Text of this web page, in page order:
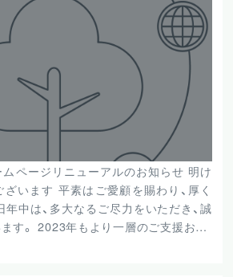
ページリニューアルのお知らせ 明け
います 平素はご愛顧を賜わり、厚く
中は、多大なるご尽力をいただき、誠
す。 2023年もより一層のご支援お…